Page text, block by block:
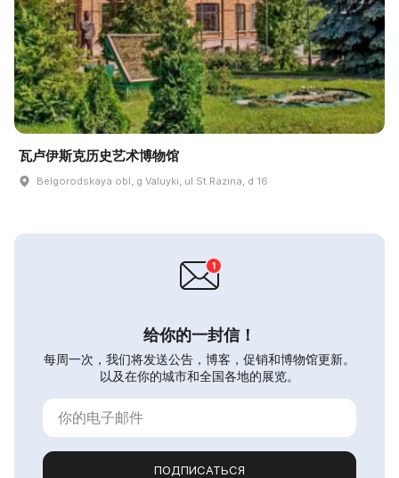
瓦卢伊斯克历史艺术博物馆
Belgorodskaya obl, g Valuyki, ul St.Razina, d 16
给你的一封信！
每周一次，我们将发送公告，博客，促销和博物馆更新。
以及在你的城市和全国各地的展览。
ПОДПИСАТЬСЯ